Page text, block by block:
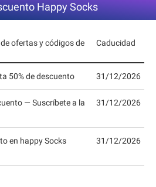
Happy Socks
ofertas y códigos de
Caducidad
50% de descuento 31/12/2026
— Suscríbete a la
31/12/2026
en happy Socks 31/12/2026